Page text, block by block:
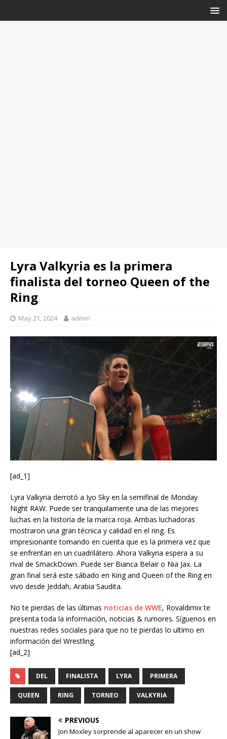
Lyra Valkyria es la primera
finalista del torneo Queen of the
Ring
May 21, 2024 admin
[ad_1]
Lyra Valkyria derrotó a Iyo Sky en la semifinal de Monday
Night RAW. Puede ser tranquilamente una de las mejores
luchas en la historia de la marca roja. Ambas luchadoras
mostraron una gran técnica y calidad en el ring. Es
impresionante tomando en cuenta que es la primera vez que
se enfrentan en un cuadrilátero. Ahora Valkyria espera a su
rival de SmackDown. Puede ser Bianca Belair o Nia Jax. La
gran final será este sábado en King and Queen of the Ring en
vivo desde Jeddah, Arabia Saudita.
No te pierdas de las últimas noticias de WWE, Rovaldimix te
presenta toda la información, noticias & rumores. Síguenos en
nuestras redes sociales para que no te pierdas lo ultimo en
información del Wrestling.
[ad_2]
DEL FINALISTA LYRA PRIMERA
QUEEN RING TORNEO VALKYRIA
PREVIOUS
Jon Moxley sorprende al aparecer en un show